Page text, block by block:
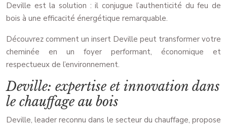
Deville est la solution : il conjugue l’authenticité du feu de
bois à une efficacité énergétique remarquable.
Découvrez comment un insert Deville peut transformer votre
cheminée en un foyer performant, économique et
respectueux de l’environnement.
Deville: expertise et innovation dans
le chauffage au bois
Deville, leader reconnu dans le secteur du chauffage, propose